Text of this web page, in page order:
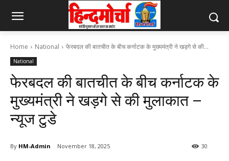
Home National फेरबदल की बातचीत के बीच कर्नाटक के मुख्यमंत्री ने खड़गे से की...
National
फेरबदल की बातचीत के बीच कर्नाटक के
मुख्यमंत्री ने खड़गे से की मुलाकात –
न्यूज टुडे
By HM-Admin November 18, 2025 30